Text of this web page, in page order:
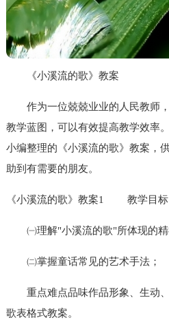
《小溪流的歌》教案
作为一位兢兢业业的人民教师
教学蓝图，可以有效提高教学效率
小编整理的《小溪流的歌》教案，
助到有需要的朋友。
《小溪流的歌》教案1 教学目标
㈠理解"小溪流的歌"所体现的
㈡掌握童话常见的艺术手法；
重点难点品味作品形象、生动
歌表格式教案。